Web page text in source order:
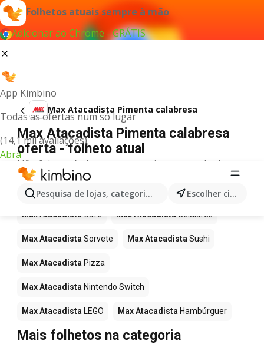
Folhetos atuais sempre à mão
Adicionar ao Chrome - GRÁTIS
App Kimbino
Todas as ofertas num só lugar
(14,1 mil avaliações)
Abra
Pesquisa de lojas, categorias,produtos... Escolher cidade
Max Atacadista Pimenta calabresa
Max Atacadista Pimenta calabresa
oferta - folheto atual
Não foi possível encontrar quaisquer resultados
para este termo.
Mais produtos em Max Atacadista
Max Atacadista Café Max Atacadista Celulares
Max Atacadista Sorvete Max Atacadista Sushi
Max Atacadista Pizza
Max Atacadista Nintendo Switch
Max Atacadista LEGO Max Atacadista Hambúrguer
Mais folhetos na categoria